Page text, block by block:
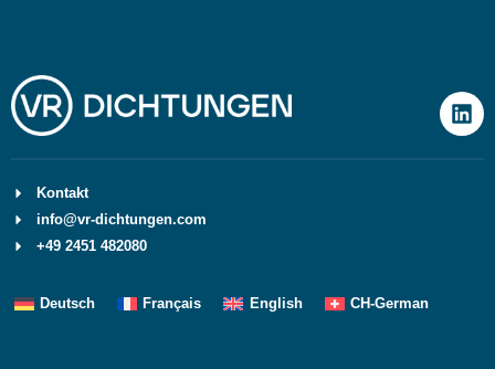
Kontakt
info@vr-dichtungen.com
+49 2451 482080
Deutsch Français English CH-German